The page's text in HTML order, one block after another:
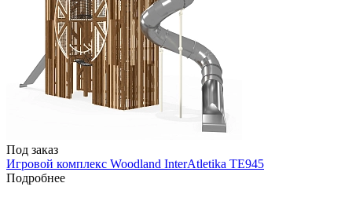
Под заказ
Игровой комплекс Woodland InterAtletika TE945
Подробнее